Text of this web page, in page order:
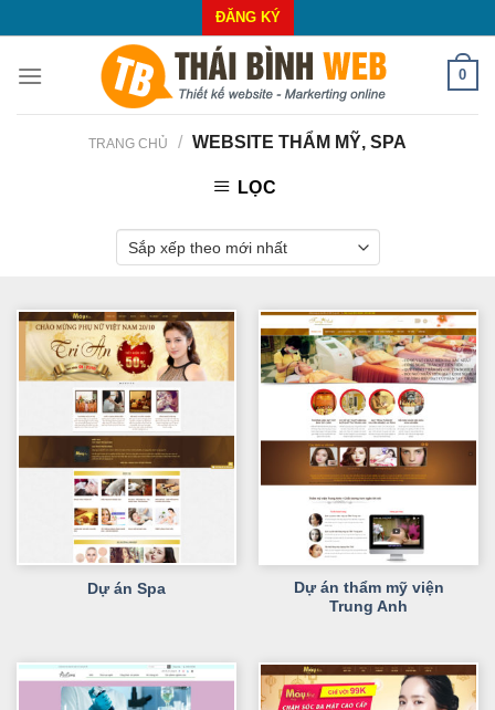
to
content
ĐĂNG KÝ
0
TRANG CHỦ / WEBSITE THẨM MỸ, SPA
LỌC
Dự án Spa
Dự án thẩm mỹ viện
Trung Anh